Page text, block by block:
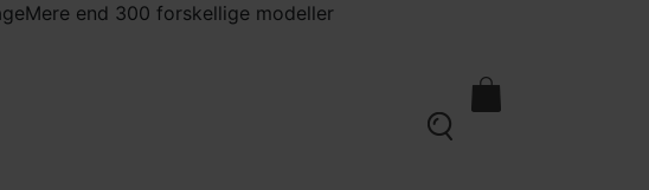
Mere end 300 forskellige modeller